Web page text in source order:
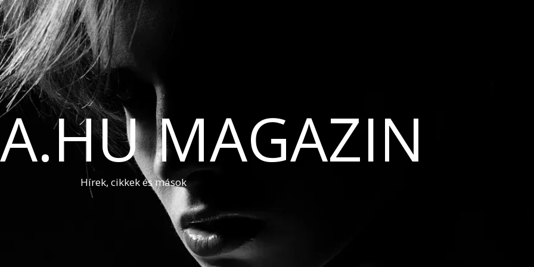
MAGAZIN
Hírek, cikkek és mások